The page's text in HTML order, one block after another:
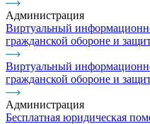
Администрация
Виртуальный
гражданской обороне и
Виртуальный
гражданской обороне и
Администрация
Бесплатная юридическая